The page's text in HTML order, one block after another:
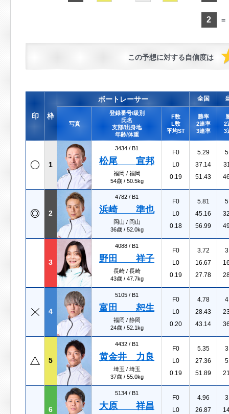
2 =
この予想に対する自信度は
印 枠
ボートレーサー 全国
写真
登録番号/級別
氏名
支部/出身地
年齢/体重
F数
L数
平均ST
勝率
2連率
3連率
2
3
1
3434 / B1
松尾 宣邦
福岡 / 福岡
54歳 / 50.5kg
F0
L0
0.19
5.29
37.14
51.43
2
4782 / B1
浜崎 準也
岡山 / 岡山
36歳 / 52.0kg
F0
L0
0.18
5.81
45.16
56.99
3
4088 / B1
野田 祥子
長崎 / 長崎
43歳 / 47.7kg
F0
L0
0.19
3.72
16.67
27.78
4
5105 / B1
富田 恕生
福岡 / 静岡
24歳 / 52.1kg
F0
L0
0.20
4.78
28.43
43.14
5
4432 / B1
黄金井 力良
埼玉 / 埼玉
37歳 / 55.0kg
F0
L0
0.19
5.35
27.36
51.89
6
5134 / B1
大原 祥昌
F0
L0
4.96
26.87